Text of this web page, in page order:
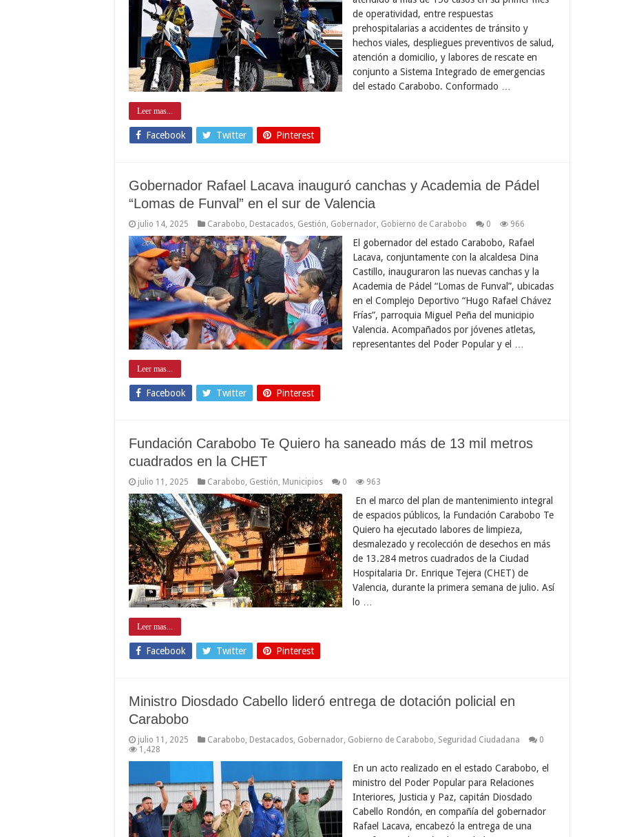
de operatividad, entre respuestas
prehospitalarias a accidentes de tránsito y
hechos viales, despliegues preventivos de salud,
atención a domicilio, y labores de rescate en
conjunto a Sistema Integrado de emergencias
del estado Carabobo. Conformado …
Leer mas...
Facebook Twitter Pinterest
Gobernador Rafael Lacava inauguró canchas y Academia de Pádel
“Lomas de Funval” en el sur de Valencia
julio 14, 2025 Carabobo Destacados Gestión Gobernador Gobierno de Carabobo 0 966
El gobernador del estado Carabobo, Rafael
Lacava, conjuntamente con la alcaldesa Dina
Castillo, inauguraron las nuevas canchas y la
Academia de Pádel “Lomas de Funval”, ubicadas
en el Complejo Deportivo “Hugo Rafael Chávez
Frías”, parroquia Miguel Peña del municipio
Valencia. Acompañados por jóvenes atletas,
representantes del Poder Popular y el …
Leer mas...
Facebook Twitter Pinterest
Fundación Carabobo Te Quiero ha saneado más de 13 mil metros
cuadrados en la CHET
julio 11, 2025 Carabobo Gestión Municipios 0 963
En el marco del plan de mantenimiento integral
de espacios públicos, la Fundación Carabobo Te
Quiero ha ejecutado labores de limpieza,
desmalezado y recolección de desechos en más
de 13.284 metros cuadrados de la Ciudad
Hospitalaria Dr. Enrique Tejera (CHET) de
Valencia, durante la primera semana de julio. Así
lo …
Leer mas...
Facebook Twitter Pinterest
Ministro Diosdado Cabello lideró entrega de dotación policial en
Carabobo
julio 11, 2025 Carabobo Destacados Gobernador Gobierno de Carabobo Seguridad Ciudadana
0
1,428
En un acto realizado en el estado Carabobo, el
ministro del Poder Popular para Relaciones
Interiores, Justicia y Paz, capitán Diosdado
Cabello Rondón, en compañía del gobernador
Rafael Lacava, encabezó la entrega de una